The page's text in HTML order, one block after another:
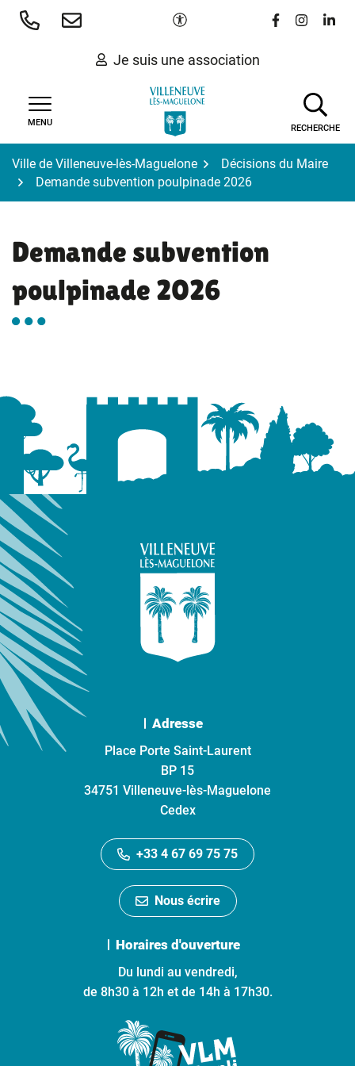
Aller
Paramètres d'accessibilité
Lien vers le
Lien vers
Lien
Je suis une association
MENU
RECHERCHE
Ville de Villeneuve-lès-Maguelone
Décisions du Maire
Demande subvention poulpinade 2026
Demande subvention
poulpinade 2026
Adresse
Place Porte Saint-Laurent
BP 15
34751 Villeneuve-lès-Maguelone
Cedex
+33 4 67 69 75 75
Nous écrire
Horaires d'ouverture
Du lundi au vendredi,
de 8h30 à 12h et de 14h à 17h30.